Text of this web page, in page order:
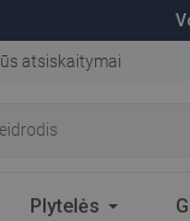
atsiskaitymai
Plytelės